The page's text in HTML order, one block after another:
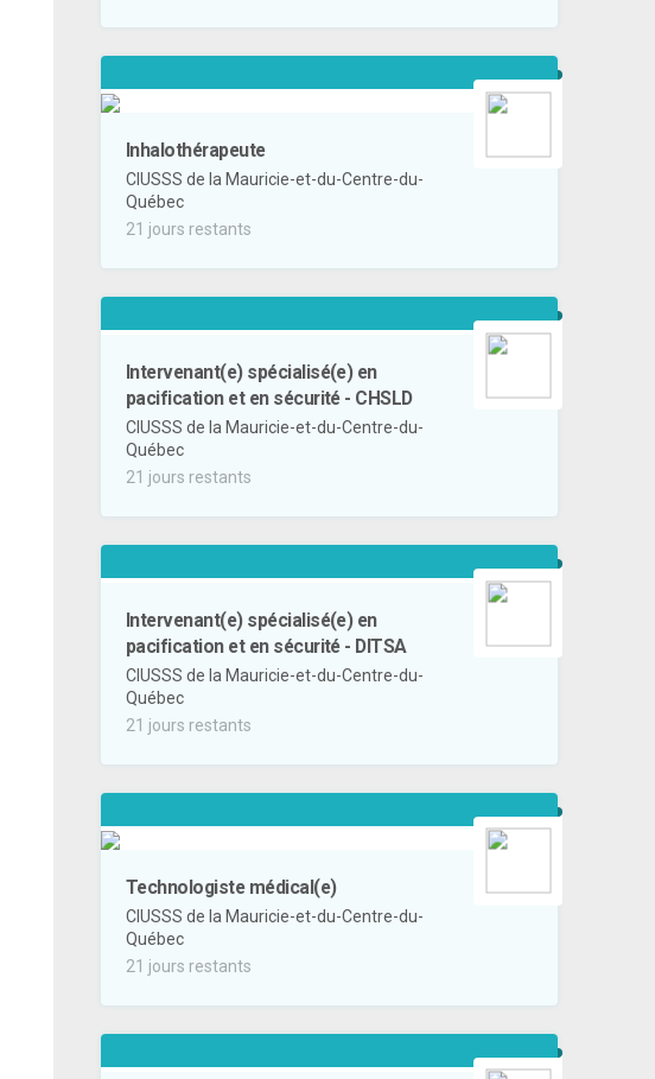
Inhalothérapeute
CIUSSS de la Mauricie-et-du-Centre-du-
Québec
21 jours restants
Intervenant(e) spécialisé(e) en
pacification et en sécurité - CHSLD
CIUSSS de la Mauricie-et-du-Centre-du-
Québec
21 jours restants
Intervenant(e) spécialisé(e) en
pacification et en sécurité - DITSA
CIUSSS de la Mauricie-et-du-Centre-du-
Québec
21 jours restants
Technologiste médical(e)
CIUSSS de la Mauricie-et-du-Centre-du-
Québec
21 jours restants